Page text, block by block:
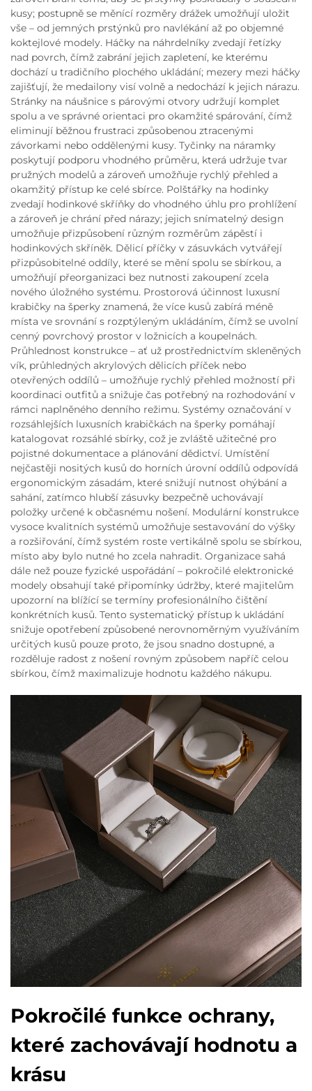
kusy; postupně se měnící rozměry drážek umožňují uložit
vše – od jemných prstýnků pro navlékání až po objemné
koktejlové modely. Háčky na náhrdelníky zvedají řetízky
nad povrch, čímž zabrání jejich zapletení, ke kterému
dochází u tradičního plochého ukládání; mezery mezi háčky
zajišťují, že medailony visí volně a nedochází k jejich nárazu.
Stránky na náušnice s párovými otvory udržují komplet
spolu a ve správné orientaci pro okamžité spárování, čímž
eliminují běžnou frustraci způsobenou ztracenými
závorkami nebo oddělenými kusy. Tyčinky na náramky
poskytují podporu vhodného průměru, která udržuje tvar
pružných modelů a zároveň umožňuje rychlý přehled a
okamžitý přístup ke celé sbírce. Polštářky na hodinky
zvedají hodinkové skříňky do vhodného úhlu pro prohlížení
a zároveň je chrání před nárazy; jejich snímatelný design
umožňuje přizpůsobení různým rozměrům zápěstí i
hodinkových skříněk. Dělicí příčky v zásuvkách vytvářejí
přizpůsobitelné oddíly, které se mění spolu se sbírkou, a
umožňují přeorganizaci bez nutnosti zakoupení zcela
nového úložného systému. Prostorová účinnost luxusní
krabičky na šperky znamená, že více kusů zabírá méně
místa ve srovnání s rozptýleným ukládáním, čímž se uvolní
cenný povrchový prostor v ložnicích a koupelnách.
Průhlednost konstrukce – ať už prostřednictvím skleněných
vík, průhledných akrylových dělicích příček nebo
otevřených oddílů – umožňuje rychlý přehled možností při
koordinaci outfitů a snižuje čas potřebný na rozhodování v
rámci naplněného denního režimu. Systémy označování v
rozsáhlejších luxusních krabičkách na šperky pomáhají
katalogovat rozsáhlé sbírky, což je zvláště užitečné pro
pojistné dokumentace a plánování dědictví. Umístění
nejčastěji nositých kusů do horních úrovní oddílů odpovídá
ergonomickým zásadám, které snižují nutnost ohýbání a
sahání, zatímco hlubší zásuvky bezpečně uchovávají
položky určené k občasnému nošení. Modulární konstrukce
vysoce kvalitních systémů umožňuje sestavování do výšky
a rozšiřování, čímž systém roste vertikálně spolu se sbírkou,
místo aby bylo nutné ho zcela nahradit. Organizace sahá
dále než pouze fyzické uspořádání – pokročilé elektronické
modely obsahují také připomínky údržby, které majitelům
upozorní na blížící se termíny profesionálního čištění
konkrétních kusů. Tento systematický přístup k ukládání
snižuje opotřebení způsobené nerovnoměrným využíváním
určitých kusů pouze proto, že jsou snadno dostupné, a
rozděluje radost z nošení rovným způsobem napříč celou
sbírkou, čímž maximalizuje hodnotu každého nákupu.
Pokročilé funkce ochrany,
které zachovávají hodnotu a
krásu